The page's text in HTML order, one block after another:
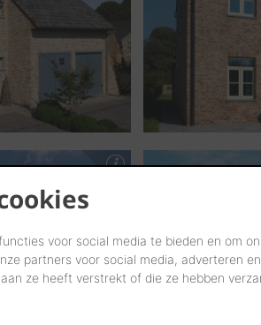
voor social media te bieden en om
partners voor social media, adverteren
ze heeft verstrekt of die ze hebben